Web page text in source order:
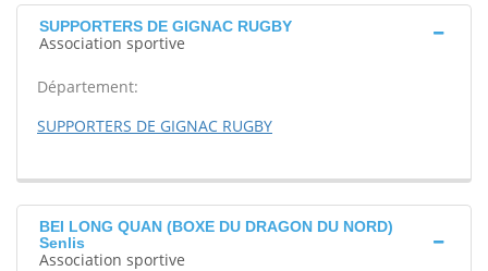
SUPPORTERS DE GIGNAC RUGBY
Association sportive
Département:
SUPPORTERS DE GIGNAC RUGBY
BEI LONG QUAN (BOXE DU DRAGON DU NORD)
Senlis
Association sportive